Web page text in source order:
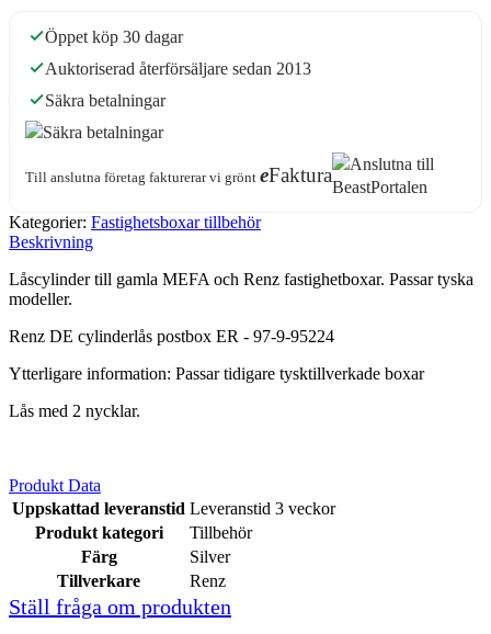
Öppet köp 30 dagar
Auktoriserad återförsäljare sedan 2013
Säkra betalningar
Till anslutna företag fakturerar vi grönt eFaktura
Kategorier: Fastighetsboxar tillbehör
Beskrivning
Låscylinder till gamla MEFA och Renz fastighetboxar. Passar tyska
modeller.
Renz DE cylinderlås postbox ER - 97-9-95224
Ytterligare information: Passar tidigare tysktillverkade boxar
Lås med 2 nycklar.
Produkt Data
Uppskattad leveranstid Leveranstid 3 veckor
Produkt kategori
Tillbehör
Färg
Silver
Tillverkare
Renz
Ställ fråga om produkten